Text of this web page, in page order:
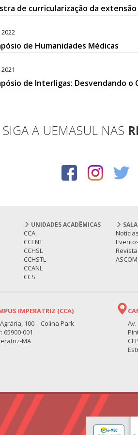
de curricularização da
de Humanidades Médicas
de Interligas: Desvendando o
SIGA A UEMASUL NAS
UNIDADES ACADÊMICAS
CCA
CCENT
CCHSL
CCHSTL
CCANL
CCS
Notícias
ASCOM
IMPERATRIZ (CCA)
100 – Colina Park
65900-001
MA